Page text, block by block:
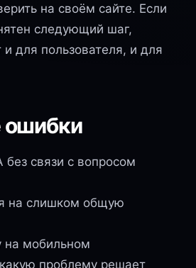
на своём сайте. Если
следующий шаг,
для пользователя, и для
ошибки
без связи с вопросом
на слишком общую
на мобильном
проблему решает